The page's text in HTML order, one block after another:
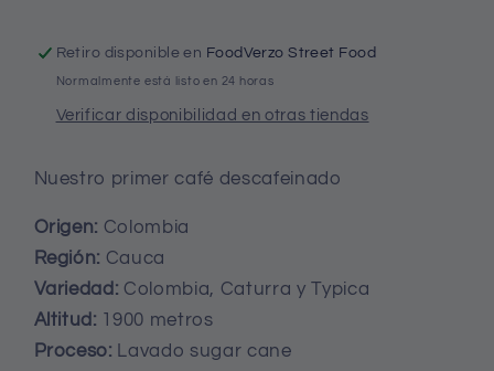
Retiro disponible en FoodVerzo Street Food
Normalmente está listo en 24 horas
Verificar disponibilidad en otras tiendas
Nuestro primer café descafeinado
Origen: Colombia
Región: Cauca
Variedad: Colombia, Caturra y Typica
Altitud: 1900 metros
Proceso: Lavado sugar cane